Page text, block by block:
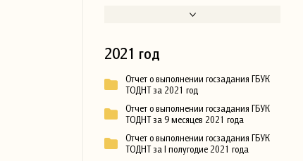
2021 год
Отчет о выполнении госзадания ГБУК
ТОДНТ за 2021 год
Отчет о выполнении госзадания ГБУК
ТОДНТ за 9 месяцев 2021 года
Отчет о выполнении госзадания ГБУК
ТОДНТ за I полугодие 2021 года